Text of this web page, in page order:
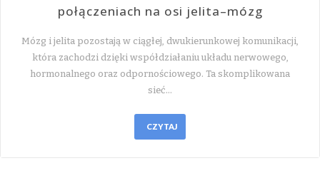
połączeniach na osi jelita–mózg
Mózg i jelita pozostają w ciągłej, dwukierunkowej komunikacji,
która zachodzi dzięki współdziałaniu układu nerwowego,
hormonalnego oraz odpornościowego. Ta skomplikowana
sieć…
CZYTAJ